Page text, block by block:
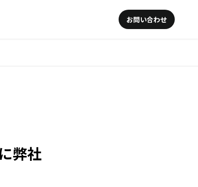
お問い合わせ
弊社